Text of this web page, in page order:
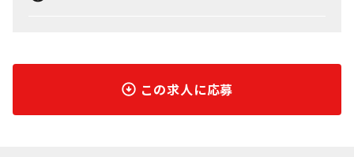
この求人に応募